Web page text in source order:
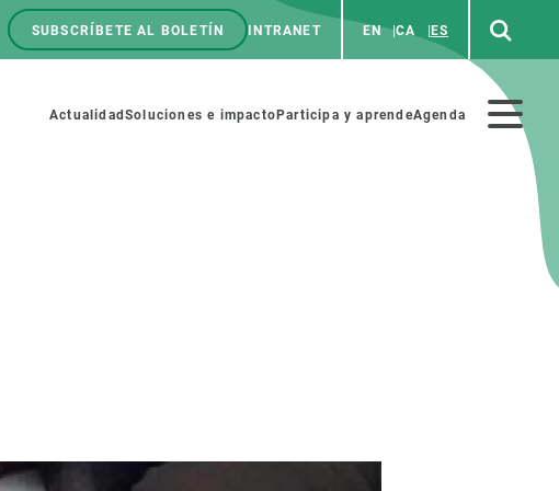
Menú
top
SUBSCRÍBETE AL BOLETÍN INTRANET EN CA ES
Menú
Actualidad Soluciones e impacto Participa y aprendeAgenda
Pide tu MSCA-PF COLABORA